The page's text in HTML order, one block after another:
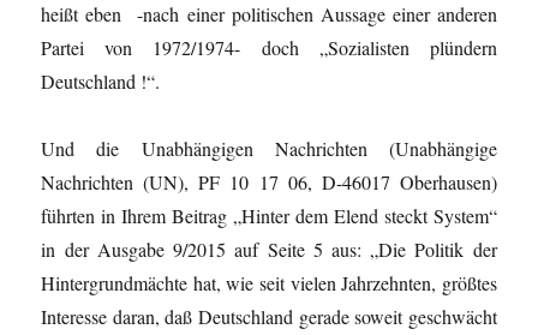
heißt eben -nach einer politischen Aussage einer anderen
Partei von 1972/1974- doch „Sozialisten plündern
Deutschland !“.
Und die Unabhängigen Nachrichten (Unabhängige
Nachrichten (UN), PF 10 17 06, D-46017 Oberhausen)
führten in Ihrem Beitrag „Hinter dem Elend steckt System“
in der Ausgabe 9/2015 auf Seite 5 aus: „Die Politik der
Hintergrundmächte hat, wie seit vielen Jahrzehnten, größtes
Interesse daran, daß Deutschland gerade soweit geschwächt